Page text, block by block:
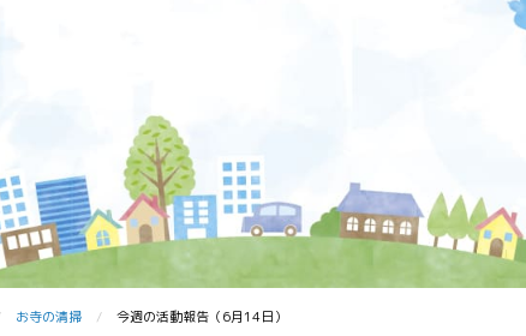
お寺の清掃 今週の活動報告（6月14日）